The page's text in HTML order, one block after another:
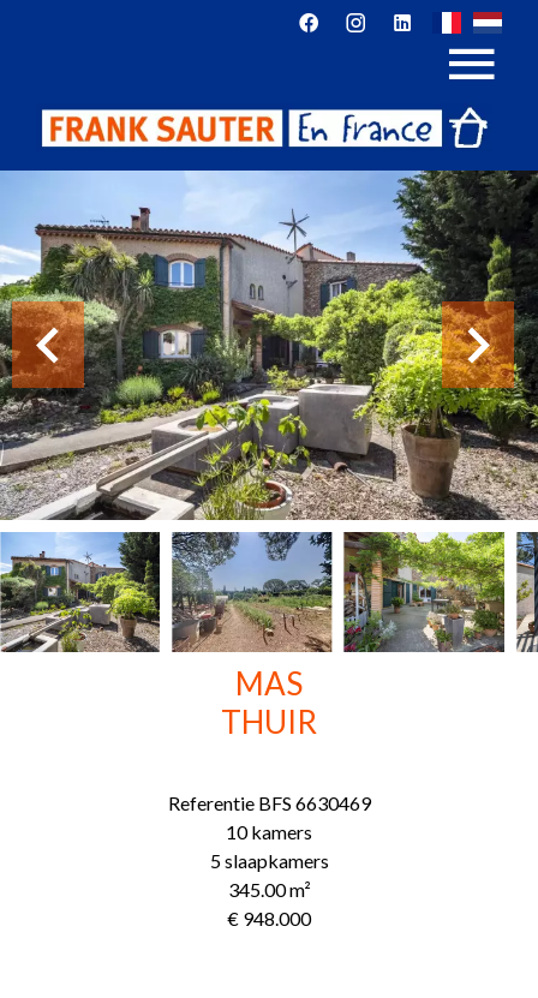
MAS
THUIR
ReferentieBFS 6630469
10 kamers
5 slaapkamers
345.00m²
€ 948.000